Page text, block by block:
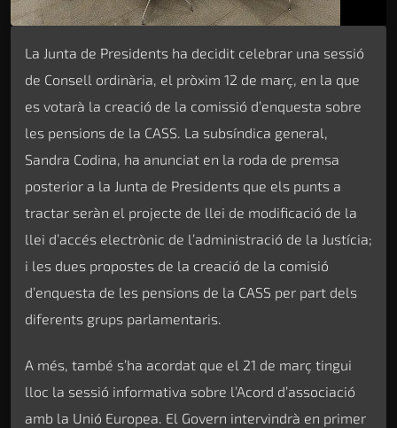
La Junta de Presidents ha decidit celebrar una sessió
de Consell ordinària, el pròxim 12 de març, en la que
es votarà la creació de la comissió d’enquesta sobre
les pensions de la CASS. La subsíndica general,
Sandra Codina, ha anunciat en la roda de premsa
posterior a la Junta de Presidents que els punts a
tractar seràn el projecte de llei de modificació de la
llei d’accés electrònic de l’administració de la Justícia;
i les dues propostes de la creació de la comisió
d’enquesta de les pensions de la CASS per part dels
diferents grups parlamentaris.
A més, també s’ha acordat que el 21 de març tingui
lloc la sessió informativa sobre l’Acord d’associació
amb la Unió Europea. El Govern intervindrà en primer